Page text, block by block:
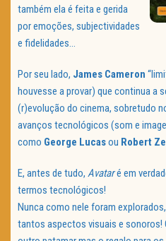
também ela é feita e gerida
por emoções, subjectividades
e fidelidades…
Por seu lado, James Cameron
houvesse a provar) que continua a
(r)evolução do cinema, sobretudo
avanços tecnológicos (som e
como George Lucasou Robert
E, antes de tudo, Avataré em
termos tecnológicos!
Nunca como nele foram
tantos aspectos visuais e sonoros!